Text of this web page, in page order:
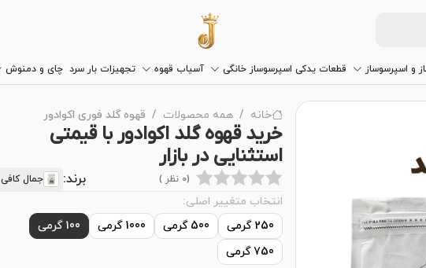
و اسپرسوساز قطعات یدکی اسپرسوساز خانگی آسیاب قهوه تجهیزات بار سرد چای و دمنوش
خانه همه محصولات قهوه گلد فوری اکوادور
خرید قهوه گلد اکوادور با قیمتی
استثنایی در بازار
(0 نظر ) برند: جمال کافی
انتخاب متغییر اصلی:
250 گرمی
500 گرمی 1000 گرمی
100 گرمی
750 گرمی